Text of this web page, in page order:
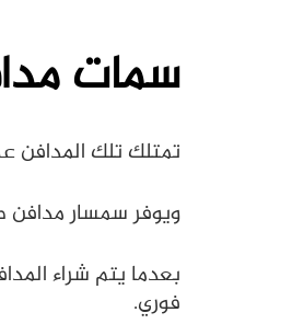
سمات
تمتلك تلك المدافن
ويوفر سمسار مدافن
بعدما يتم شراء
فوري.